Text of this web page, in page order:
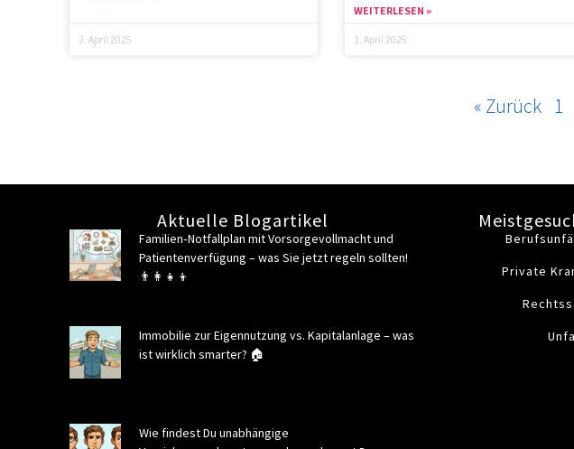
2. April 2025
WEITERLESEN »
1. April 2025
« Zurück 1
Aktuelle Blogartikel
Familien‑Notfallplan mit Vorsorgevollmacht und
Patientenverfügung – was Sie jetzt regeln sollten!
👨‍👩‍👧‍👦
Immobilie zur Eigennutzung vs. Kapitalanlage – was
ist wirklich smarter? 🏠
Wie findest Du unabhängige
Private